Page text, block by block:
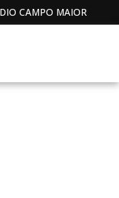
CAMPO MAIOR